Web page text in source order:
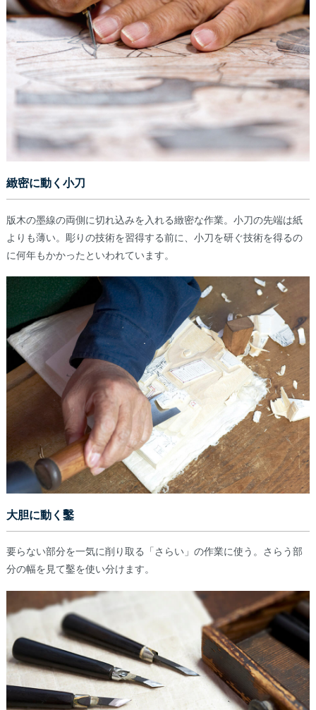
緻密に動く小刀
版木の墨線の両側に切れ込みを入れる緻密な作業。小刀の先端は紙
よりも薄い。彫りの技術を習得する前に、小刀を研ぐ技術を得るの
に何年もかかったといわれています。
大胆に動く鑿
要らない部分を一気に削り取る「さらい」の作業に使う。さらう部
分の幅を見て鑿を使い分けます。